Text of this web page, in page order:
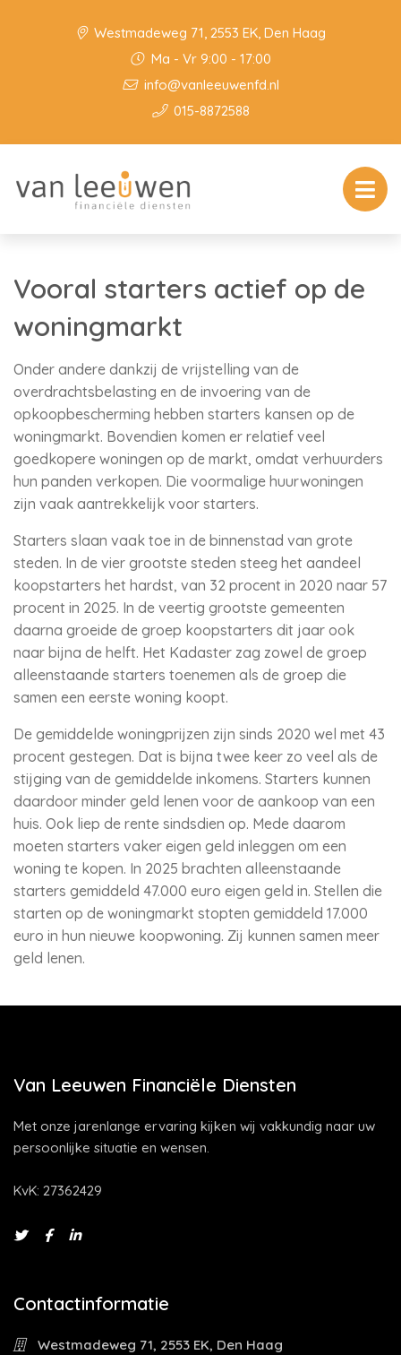
Westmadeweg 71, 2553 EK, Den Haag
Ma - Vr 9:00 - 17:00
info@vanleeuwenfd.nl
015-8872588
Vooral starters actief op de
woningmarkt
Onder andere dankzij de vrijstelling van de
overdrachtsbelasting en de invoering van de
opkoopbescherming hebben starters kansen op de
woningmarkt. Bovendien komen er relatief veel
goedkopere woningen op de markt, omdat verhuurders
hun panden verkopen. Die voormalige huurwoningen
zijn vaak aantrekkelijk voor starters.
Starters slaan vaak toe in de binnenstad van grote
steden. In de vier grootste steden steeg het aandeel
koopstarters het hardst, van 32 procent in 2020 naar 57
procent in 2025. In de veertig grootste gemeenten
daarna groeide de groep koopstarters dit jaar ook
naar bijna de helft. Het Kadaster zag zowel de groep
alleenstaande starters toenemen als de groep die
samen een eerste woning koopt.
De gemiddelde woningprijzen zijn sinds 2020 wel met 43
procent gestegen. Dat is bijna twee keer zo veel als de
stijging van de gemiddelde inkomens. Starters kunnen
daardoor minder geld lenen voor de aankoop van een
huis. Ook liep de rente sindsdien op. Mede daarom
moeten starters vaker eigen geld inleggen om een
woning te kopen. In 2025 brachten alleenstaande
starters gemiddeld 47.000 euro eigen geld in. Stellen die
starten op de woningmarkt stopten gemiddeld 17.000
euro in hun nieuwe koopwoning. Zij kunnen samen meer
geld lenen.
Van Leeuwen Financiële Diensten
Met onze jarenlange ervaring kijken wij vakkundig naar uw
persoonlijke situatie en wensen.
KvK: 27362429
Contactinformatie
Westmadeweg 71, 2553 EK, Den Haag